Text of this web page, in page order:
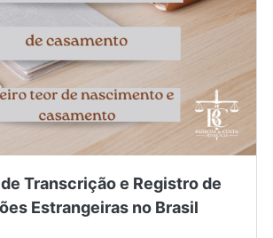
Transcrição e Registro de
Estrangeiras no Brasil